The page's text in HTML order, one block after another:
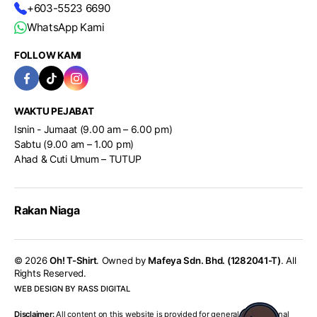
+603-5523 6690
WhatsApp Kami
FOLLOW KAMI
WAKTU PEJABAT
Isnin - Jumaat (9.00 am – 6.00 pm)
Sabtu (9.00 am – 1.00 pm)
Ahad & Cuti Umum – TUTUP
Rakan Niaga
© 2026Oh! T-Shirt. Owned by Mafeya Sdn. Bhd. (1282041-T). All
Rights Reserved.
WEB DESIGN BY RASS DIGITAL
Disclaimer:All content on this website is provided for general informational